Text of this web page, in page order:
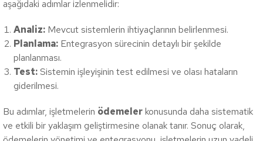
aşağıdaki adımlar izlenmelidir:
Analiz: Mevcut sistemlerin ihtiyaçlarının belirlenmesi.
Planlama: Entegrasyon sürecinin detaylı bir şekilde
planlanması.
Test:Sistemin işleyişinin test edilmesi ve olası hataların
giderilmesi.
Bu adımlar, işletmelerin ödemelerkonusunda daha sistematik
ve etkili bir yaklaşım geliştirmesine olanak tanır. Sonuç olarak,